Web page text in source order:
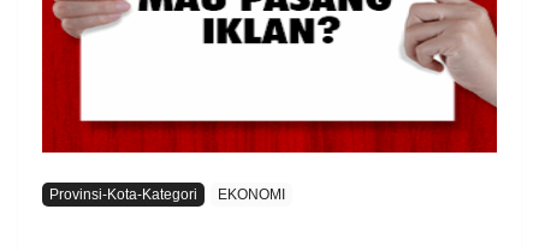
Provinsi-Kota-Kategori EKONOMI